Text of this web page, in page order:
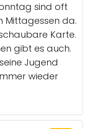
sind oft
Mittagessen da.
Karte.
gibt es auch.
Jugend
wieder